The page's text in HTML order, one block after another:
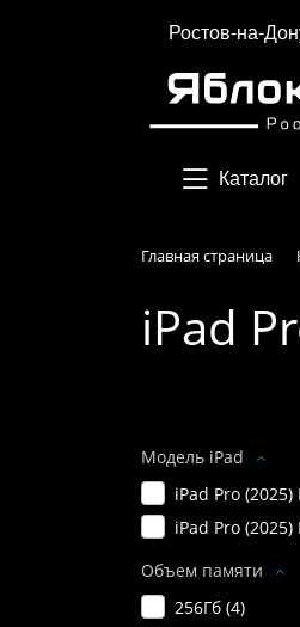
Ростов-на-
Каталог
Главная страница
iPad
Модель iPad
iPad Pro (2025)
iPad Pro (2025)
Объем памяти
256Гб (4)